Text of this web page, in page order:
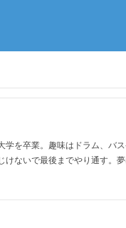
学を卒業。趣味はドラム、バ
けないで最後までやり通す。